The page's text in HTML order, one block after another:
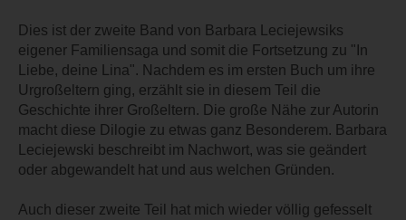
Dies ist der zweite Band von Barbara Leciejewsiks
eigener Familiensaga und somit die Fortsetzung zu "In
Liebe, deine Lina". Nachdem es im ersten Buch um ihre
Urgroßeltern ging, erzählt sie in diesem Teil die
Geschichte ihrer Großeltern. Die große Nähe zur Autorin
macht diese Dilogie zu etwas ganz Besonderem. Barbara
Leciejewski beschreibt im Nachwort, was sie geändert
oder abgewandelt hat und aus welchen Gründen.
Auch dieser zweite Teil hat mich wieder völlig gefesselt